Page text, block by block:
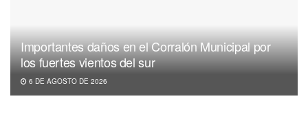
Importantes daños en el Corralón Municipal por
los fuertes vientos del sur
6 DE AGOSTO DE 2026